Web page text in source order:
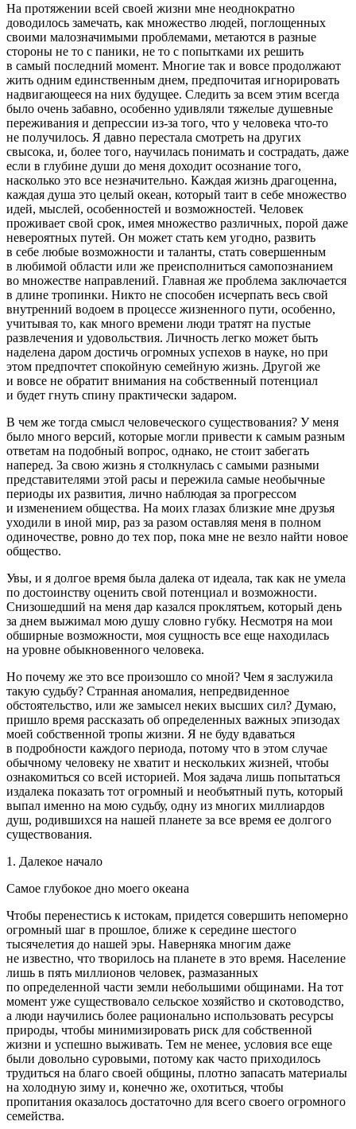
На протяжении всей своей жизни мне неоднократно
доводилось замечать, как множество людей, поглощенных
своими малозначимыми проблемами, метаются в разные
стороны не то с паники, не то с попытками их решить
в самый последний момент. Многие так и вовсе продолжают
жить одним единственным днем, предпочитая игнорировать
надвигающееся на них будущее. Следить за всем этим всегда
было очень забавно, особенно удивляли тяжелые душевные
переживания и депрессии из-за того, что у человека что-то
не получилось. Я давно перестала смотреть на других
свысока, и, более того, научилась понимать и сострадать, даже
если в глубине души до меня доходит осознание того,
насколько это все незначительно. Каждая жизнь драгоценна,
каждая душа это целый океан, который таит в себе множество
идей, мыслей, особенностей и возможностей. Человек
проживает свой срок, имея множество различных, порой даже
невероятных путей. Он может стать кем угодно, развить
в себе любые возможности и таланты, стать совершенным
в любимой области или же преисполниться самопознанием
во множестве направлений. Главная же проблема заключается
в длине тропинки. Никто не способен исчерпать весь свой
внутренний водоем в процессе жизненного пути, особенно,
учитывая то, как много времени люди тратят на пустые
развлечения и удовольствия. Личность легко может быть
наделена даром достичь огромных успехов в науке, но при
этом предпочтет спокойную семейную жизнь. Другой же
и вовсе не обратит внимания на собственный потенциал
и будет гнуть спину практически задаром.
В чем же тогда смысл человеческого существования? У меня
было много версий, которые могли привести к самым разным
ответам на подобный вопрос, однако, не стоит забегать
наперед. За свою жизнь я столкнулась с самыми разными
представителями этой расы и пережила самые необычные
периоды их развития, лично наблюдая за прогрессом
и изменением общества. На моих глазах близкие мне друзья
уходили в иной мир, раз за разом оставляя меня в полном
одиночестве, ровно до тех пор, пока мне не везло найти новое
общество.
Увы, и я долгое время была далека от идеала, так как не умела
по достоинству оценить свой потенциал и возможности.
Снизошедший на меня дар казался проклятьем, который день
за днем выжимал мою душу словно губку. Несмотря на мои
обширные возможности, моя сущность все еще находилась
на уровне обыкновенного человека.
Но почему же это все произошло со мной? Чем я заслужила
такую судьбу? Странная аномалия, непредвиденное
обстоятельство, или же замысел неких высших сил? Думаю,
пришло время рассказать об определенных важных эпизодах
моей собственной тропы жизни. Я не буду вдаваться
в подробности каждого периода, потому что в этом случае
обычному человеку не хватит и нескольких жизней, чтобы
ознакомиться со всей историей. Моя задача лишь попытаться
издалека показать тот огромный и необъятный путь, который
выпал именно на мою судьбу, одну из многих миллиардов
душ, родившихся на нашей планете за все время ее долгого
существования.
1. Далекое начало
Самое глубокое дно моего океана
Чтобы перенестись к истокам, придется совершить непомерно
огромный шаг в прошлое, ближе к середине шестого
тысячелетия до нашей эры. Наверняка многим даже
не известно, что творилось на планете в это время. Население
лишь в пять миллионов человек, размазанных
по определенной части земли небольшими общинами. На тот
момент уже существовало сельское хозяйство и скотоводство,
а люди научились более рационально использовать ресурсы
природы, чтобы минимизировать риск для собственной
жизни и успешно выживать. Тем не менее, условия все еще
были довольно суровыми, потому как часто приходилось
трудиться на благо своей общины, плотно запасать материалы
на холодную зиму и, конечно же, охотиться, чтобы
пропитания оказалось достаточно для всего своего огромного
семейства.